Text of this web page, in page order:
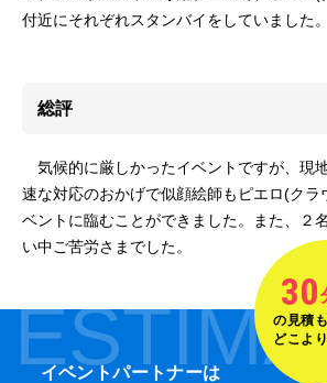
付近にそれぞれスタンバイをしていました。
総評
気候的に厳しかったイベントですが、現
速な対応のおかげで似顔絵師もピエロ(クラ
ベントに臨むことができました。また、２
い中ご苦労さまでした。
イベントパートナーは
30
の見積
どこよ